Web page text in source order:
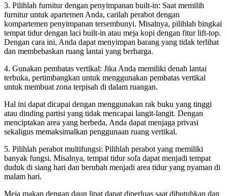
3. Pilihlah furnitur dengan penyimpanan built-in: Saat memilih
furnitur untuk apartemen Anda, carilah perabot dengan
kompartemen penyimpanan tersembunyi. Misalnya, pilihlah bingkai
tempat tidur dengan laci built-in atau meja kopi dengan fitur lift-top.
Dengan cara ini, Anda dapat menyimpan barang yang tidak terlihat
dan membebaskan ruang lantai yang berharga.
4. Gunakan pembatas vertikal: Jika Anda memiliki denah lantai
terbuka, pertimbangkan untuk menggunakan pembatas vertikal
untuk membuat zona terpisah di dalam ruangan.
Hal ini dapat dicapai dengan menggunakan rak buku yang tinggi
atau dinding partisi yang tidak mencapai langit-langit. Dengan
menciptakan area yang berbeda, Anda dapat menjaga privasi
sekaligus memaksimalkan penggunaan ruang vertikal.
5. Pilihlah perabot multifungsi: Pilihlah perabot yang memiliki
banyak fungsi. Misalnya, tempat tidur sofa dapat menjadi tempat
duduk di siang hari dan berubah menjadi area tidur yang nyaman di
malam hari.
Meja makan dengan daun lipat dapat diperluas saat dibutuhkan dan